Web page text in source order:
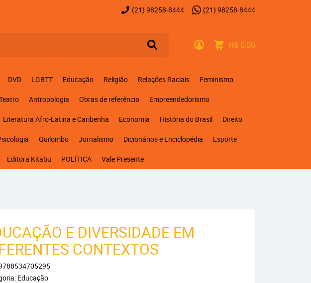
(21) 98258-8444 (21) 98258-8444
R$ 0,00
DVD LGBTT Educação Religião Relações Raciais Feminismo
Antropologia Obras de referência Empreendedorismo
Literatura Afro-Latina e Caribenha Economia História do Brasil Direito
Quilombo Jornalismo Dicionários e Enciclopédia Esporte
Editora Kitabu POLÍTICA Vale Presente
E DIVERSIDADE EM
CONTEXTOS
Educação